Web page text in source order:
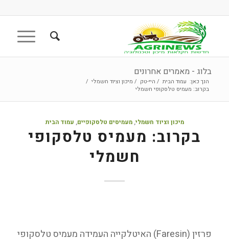
בלוג - מאמרים אחרונים
הנך כאן: עמוד הבית / היי-טק / מיכון וציוד חשמלי /
בקרוב: מעמיס טלסקופי חשמלי
מיכון וציוד חשמלי,מעמיסים טלסקופיים, עמוד הבית
בקרוב: מעמיס טלסקופי
חשמלי
פרזין (Faresin) האיטלקייה העמידה מעמיס טלסקופי